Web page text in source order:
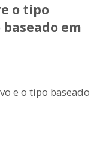
o tipo
em